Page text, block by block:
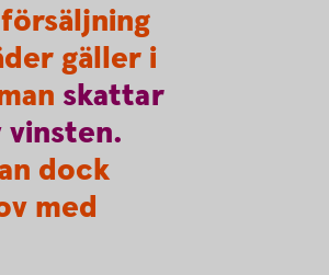
gäller i
skattar
vinsten.
dock
med